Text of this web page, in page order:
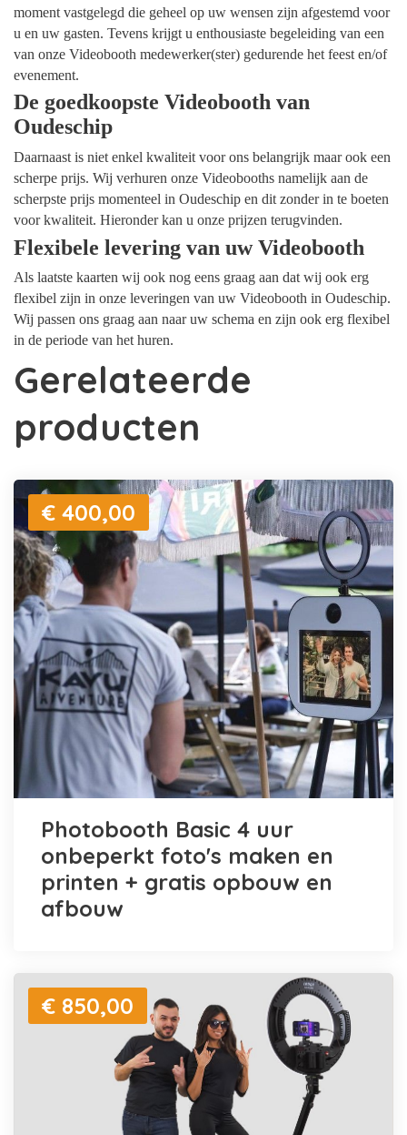
moment vastgelegd die geheel op uw wensen zijn afgestemd voor
u en uw gasten. Tevens krijgt u enthousiaste begeleiding van een
van onze Videobooth medewerker(ster) gedurende het feest en/of
evenement.
De goedkoopste Videobooth van
Oudeschip
Daarnaast is niet enkel kwaliteit voor ons belangrijk maar ook een
scherpe prijs. Wij verhuren onze Videobooths namelijk aan de
scherpste prijs momenteel in Oudeschip en dit zonder in te boeten
voor kwaliteit. Hieronder kan u onze prijzen terugvinden.
Flexibele levering van uw Videobooth
Als laatste kaarten wij ook nog eens graag aan dat wij ook erg
flexibel zijn in onze leveringen van uw Videobooth in Oudeschip.
Wij passen ons graag aan naar uw schema en zijn ook erg flexibel
in de periode van het huren.
Gerelateerde
producten
€ 400,00
Photobooth Basic 4 uur
onbeperkt foto's maken en
printen + gratis opbouw en
afbouw
€ 850,00